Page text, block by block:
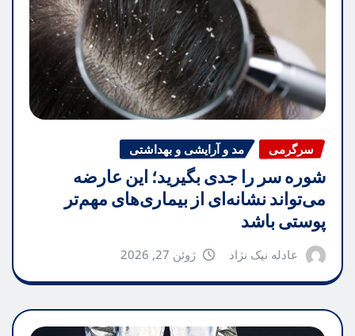
سرگرمی مد و آرایشی و بهداشتی
شوره سر را جدی بگیرید؛ این عارضه
می‌تواند نشانه‌ای از بیماری‌های مهم‌تر
پوستی باشد
عادله نیک نژاد ژوئن 27, 2026